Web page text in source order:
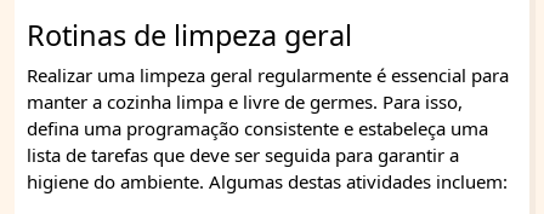
Rotinas de limpeza geral
Realizar uma limpeza geral regularmente é essencial para
manter a cozinha limpa e livre de germes. Para isso,
defina uma programação consistente e estabeleça uma
lista de tarefas que deve ser seguida para garantir a
higiene do ambiente. Algumas destas atividades incluem: